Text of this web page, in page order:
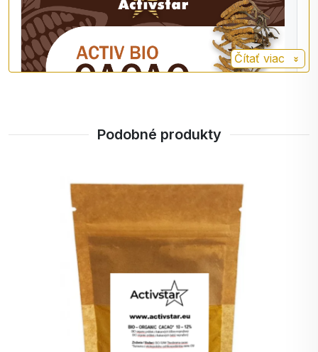
Kordyceps
čínskej medicíny. Používa sa už
viac ako 5 000 rokov ako zdroj
energie, na upevnenie zdravia a
bol klasifikovaný ako
Čítať viac
Podobné produkty